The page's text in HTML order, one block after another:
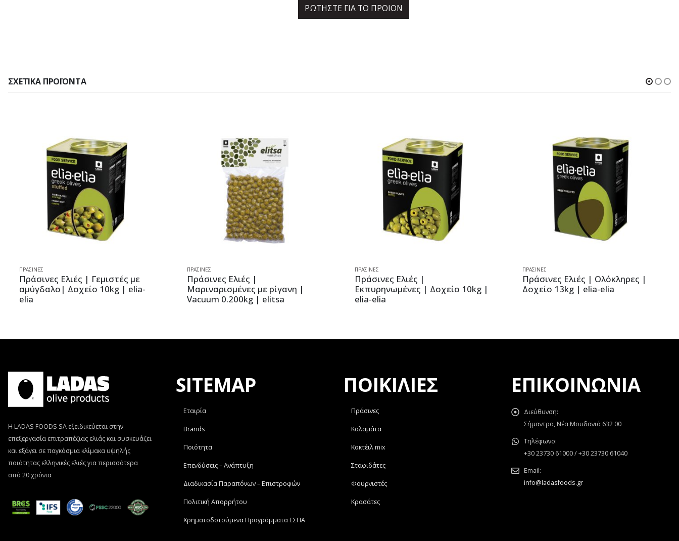
ΡΩΤΗΣΤΕ ΓΙΑ ΤΟ ΠΡΟΙΟΝ
ΣΧΕΤΙΚΆ ΠΡΟΪΌΝΤΑ
ΠΡΆΣΙΝΕΣ
Πράσινες Ελιές | Γεμιστές με
αμύγδαλο| Δοχείο 10kg | elia-
elia
ΠΡΆΣΙΝΕΣ
Πράσινες Ελιές |
Μαριναρισμένες με ρίγανη |
Vacuum 0.200kg | elitsa
ΠΡΆΣΙΝΕΣ
Πράσινες Ελιές |
Εκπυρηνωμένες | Δοχείο 10kg |
elia-elia
ΠΡΆΣΙΝΕΣ
Πράσινες Ελιές | Ολόκληρες |
Δοχείο 13kg | elia-elia
Η LADAS FOODS SA εξειδικεύεται στην
επεξεργασία επιτραπέζιας ελιάς και συσκευάζει
και εξάγει σε παγκόσμια κλίμακα υψηλής
ποιότητας ελληνικές ελιές για περισσότερα
από 20 χρόνια
SITEMAP
Εταιρία
Brands
Ποιότητα
Επενδύσεις – Ανάπτυξη
Διαδικασία Παραπόνων – Επιστροφών
Πολιτική Απορρήτου
Χρηματοδοτούμενα Προγράμματα ΕΣΠΑ
ΠΟΙΚΙΛΙΕΣ
Πράσινες
Καλαμάτα
Κοκτέιλ mix
Σταφιδάτες
Φουρνιστές
Κρασάτες
ΕΠΙΚΟΙΝΩΝΊΑ
Διεύθυνση:
Σήμαντρα, Νέα Μουδανιά 632 00
Τηλέφωνο:
+30 23730 61000 / +30 23730 61040
Email:
info@ladasfoods.gr